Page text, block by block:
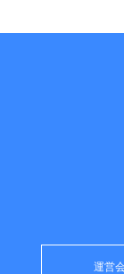
運営